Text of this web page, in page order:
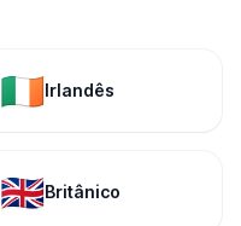
🇮🇪Irlandês
🇬🇧Britânico